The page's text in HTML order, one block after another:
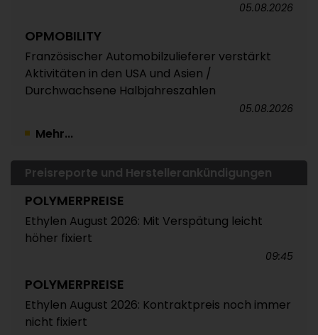
05.08.2026
OPMOBILITY
Französischer Automobilzulieferer verstärkt
Aktivitäten in den USA und Asien /
Durchwachsene Halbjahreszahlen
05.08.2026
Mehr...
Preisreporte und Herstellerankündigungen
POLYMERPREISE
Ethylen August 2026: Mit Verspätung leicht
höher fixiert
09:45
POLYMERPREISE
Ethylen August 2026: Kontraktpreis noch immer
nicht fixiert